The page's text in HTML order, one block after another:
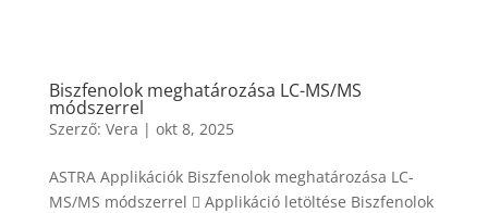
Biszfenolok meghatározása LC-MS/MS
módszerrel
Szerző: Vera | okt 8, 2025
ASTRA Applikációk Biszfenolok meghatározása LC-
MS/MS módszerrel  Applikáció letöltése Biszfenolok